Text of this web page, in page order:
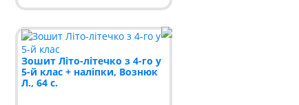
Зошит Літо-літечко з 4-го у
5-й клас + наліпки, Вознюк
Л., 64 с.